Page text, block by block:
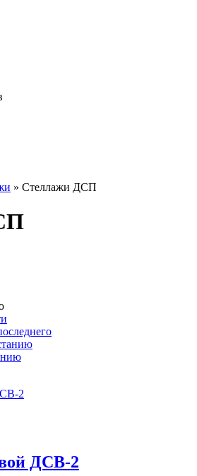
» Стеллажи ДСП
ДСВ-2